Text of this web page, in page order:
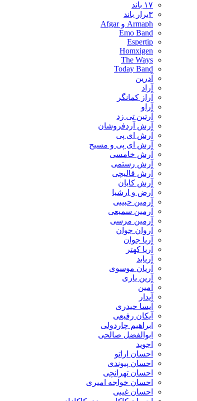
۱۷ باند
۳برار باند
Armaph و Afgar
Emo Band
Espertip
Homxigen
The Ways
Today Band
آدرین
آراد
آراز کمانگر
آراو
آرتین تی زد
آرش آردفروشان
آرش ای پی
آرش ای پی و مسیح
آرش خامسی
آرش رستمی
آرش قالیچی
آرش کایان
​آرض و ارشیا
آرمین حبیبی
آرمین سمیعی
آرمین مرسی
آروان جوان
آریا جوان
آریا کهتر
آریابد
آریان موسوی
آرین یاری
آمین
آیدار
آیسا حیدری
آیکان رفیعی
ابراهیم چاردولی
ابوالفضل صالحی
اجوید
احسان اراتو
احسان پیوندی
احسان تهرانچی
احسان خواجه امیری
احسان غیبی